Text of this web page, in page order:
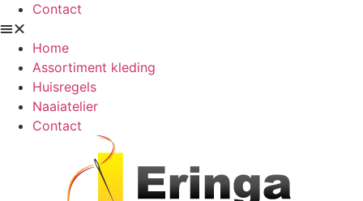
Contact
Home
Assortiment kleding
Huisregels
Naaiatelier
Contact